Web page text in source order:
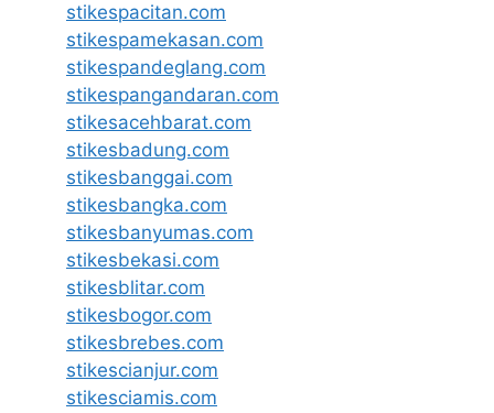
stikespacitan.com
stikespamekasan.com
stikespandeglang.com
stikespangandaran.com
stikesacehbarat.com
stikesbadung.com
stikesbanggai.com
stikesbangka.com
stikesbanyumas.com
stikesbekasi.com
stikesblitar.com
stikesbogor.com
stikesbrebes.com
stikescianjur.com
stikesciamis.com